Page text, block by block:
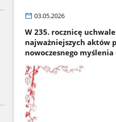
03.05.2026
W 235. rocznicę
najważniejszych aktów
nowoczesnego